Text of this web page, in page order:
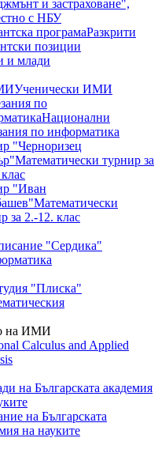
и застраховане",
с НБУ
програмаРазкрити
позиции
и млади
Ученически ИМИ
по
Национални
по информатика
"Черноризец
Математически турнир за
"Иван
Математически
за 2.-12. клас
"Сердика"
"Плиска"
на ИМИ
Calculus and Applied
на Българската академия
на Българската
на науките